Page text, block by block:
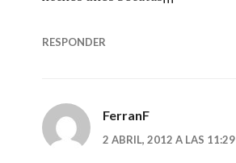
RESPONDER
FerranF
2 ABRIL, 2012 A LAS 11:29